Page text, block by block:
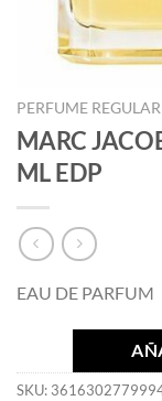
PERFUME REGULAR
MARC
ML EDP
EAU DE PARFUM
SKU: